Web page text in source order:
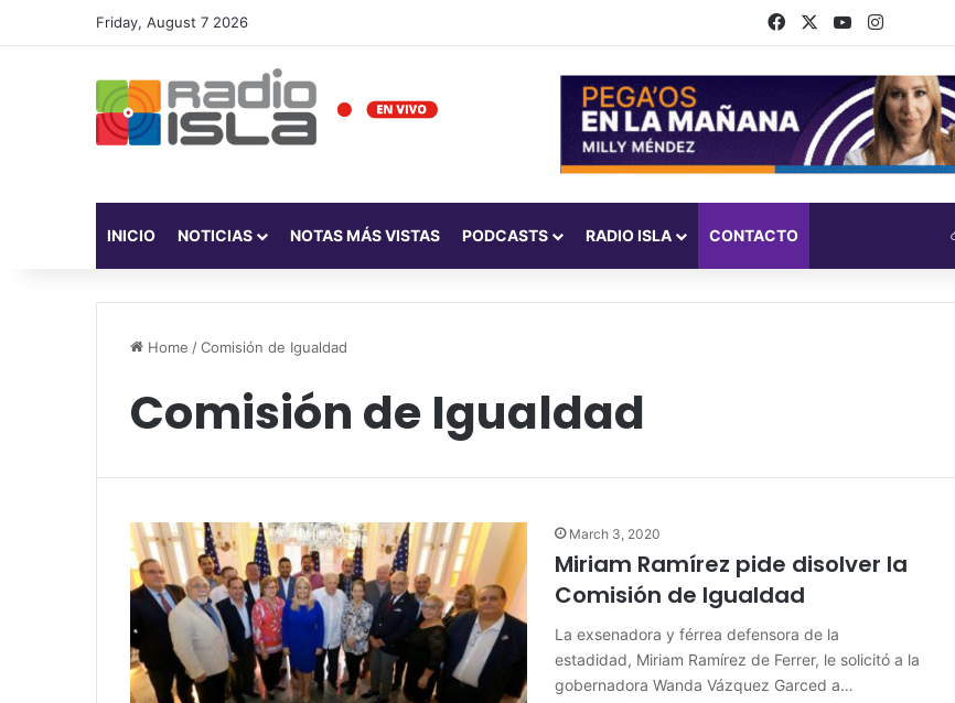
Friday, August 7 2026 FacebookYouTubeInstagram
INICIO NOTICIAS NOTAS MÁS VISTAS PODCASTS RADIO ISLA CONTACTO
Home /Comisión de Igualdad
Comisión de Igualdad
March 3, 2020
Miriam Ramírez pide disolver la
Comisión de Igualdad
La exsenadora y férrea defensora de la
estadidad, Miriam Ramírez de Ferrer, le solicitó a la
gobernadora Wanda Vázquez Garced a…